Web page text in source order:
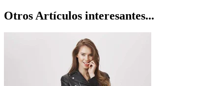
Otros Artículos interesantes...